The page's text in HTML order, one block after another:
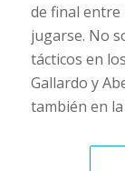
de final entre
jugarse. No
tácticos en
Gallardo y
también en